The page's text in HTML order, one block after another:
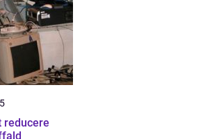
reducere